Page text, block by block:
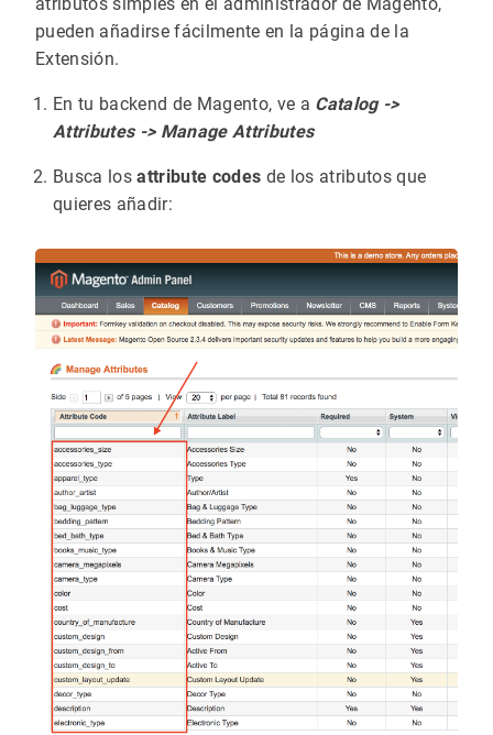
atributos simples en el administrador de Magento,
pueden añadirse fácilmente en la página de la
Extensión.
En tu backend de Magento, ve a Catalog ->
Attributes -> Manage Attributes
Busca losattribute codes de los atributos que
quieres añadir: